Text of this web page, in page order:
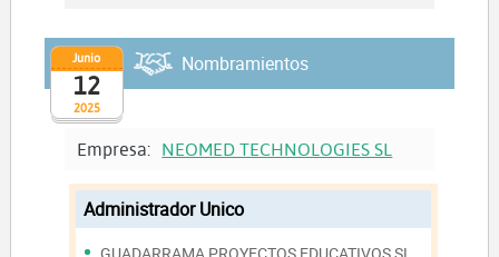
2025
Junio
12
Nombramientos
Empresa: NEOMED TECHNOLOGIES SL
Administrador Unico
GUADARRAMA PROYECTOS EDUCATIVOS SL